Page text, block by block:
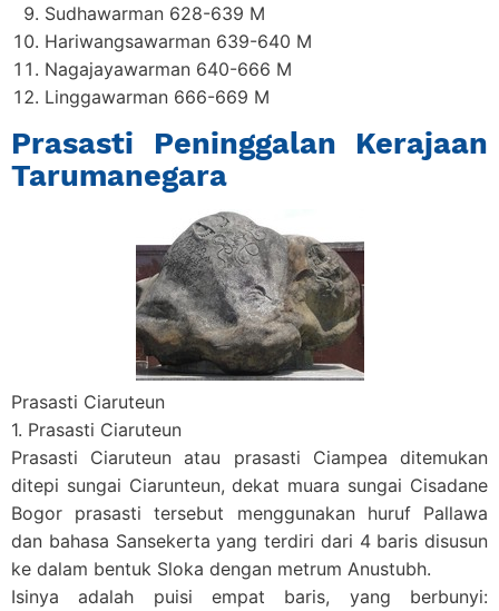
Sudhawarman 628-639 M
Hariwangsawarman 639-640 M
Nagajayawarman 640-666 M
Linggawarman 666-669 M
Prasasti Peninggalan Kerajaan
Tarumanegara
Prasasti Ciaruteun
1. Prasasti Ciaruteun
Prasasti Ciaruteun atau prasasti Ciampea ditemukan
ditepi sungai Ciarunteun, dekat muara sungai Cisadane
Bogor prasasti tersebut menggunakan huruf Pallawa
dan bahasa Sansekerta yang terdiri dari 4 baris disusun
ke dalam bentuk Sloka dengan metrum Anustubh.
Isinya adalah puisi empat baris, yang berbunyi: